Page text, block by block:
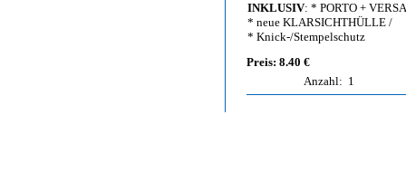
INKLUSIV: * PORTO +
* neue KLARSICHTHÜLLE /
* Knick-/Stempelschutz
Preis: 8.40 €
Anzahl: 1